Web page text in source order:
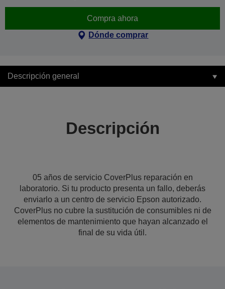
Compra ahora
Dónde comprar
Descripción general
Descripción
05 años de servicio CoverPlus reparación en
laboratorio. Si tu producto presenta un fallo, deberás
enviarlo a un centro de servicio Epson autorizado.
CoverPlus no cubre la sustitución de consumibles ni de
elementos de mantenimiento que hayan alcanzado el
final de su vida útil.